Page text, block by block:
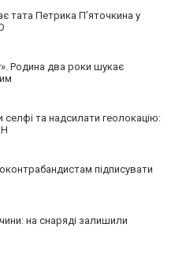
тата Петрика П’яточкина у
Родина два роки шукає
та надсилати геолокацію:
підписувати
на снаряді залишили